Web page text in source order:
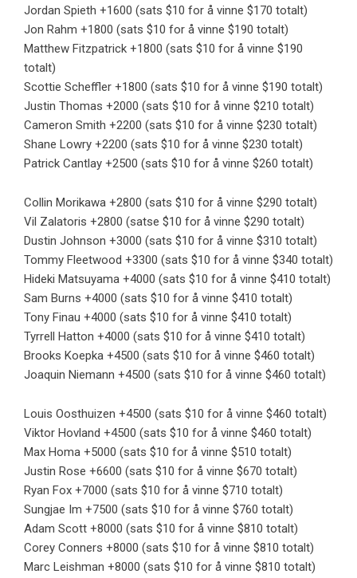
Jordan Spieth +1600 (sats $10 for å vinne $170 totalt)
Jon Rahm +1800 (sats $10 for å vinne $190 totalt)
Matthew Fitzpatrick +1800 (sats $10 for å vinne $190
totalt)
Scottie Scheffler +1800 (sats $10 for å vinne $190 totalt)
Justin Thomas +2000 (sats $10 for å vinne $210 totalt)
Cameron Smith +2200 (sats $10 for å vinne $230 totalt)
Shane Lowry +2200 (sats $10 for å vinne $230 totalt)
Patrick Cantlay +2500 (sats $10 for å vinne $260 totalt)
Collin Morikawa +2800 (sats $10 for å vinne $290 totalt)
Vil Zalatoris +2800 (satse $10 for å vinne $290 totalt)
Dustin Johnson +3000 (sats $10 for å vinne $310 totalt)
Tommy Fleetwood +3300 (sats $10 for å vinne $340 totalt)
Hideki Matsuyama +4000 (sats $10 for å vinne $410 totalt)
Sam Burns +4000 (sats $10 for å vinne $410 totalt)
Tony Finau +4000 (sats $10 for å vinne $410 totalt)
Tyrrell Hatton +4000 (sats $10 for å vinne $410 totalt)
Brooks Koepka +4500 (sats $10 for å vinne $460 totalt)
Joaquin Niemann +4500 (sats $10 for å vinne $460 totalt)
Louis Oosthuizen +4500 (sats $10 for å vinne $460 totalt)
Viktor Hovland +4500 (sats $10 for å vinne $460 totalt)
Max Homa +5000 (sats $10 for å vinne $510 totalt)
Justin Rose +6600 (sats $10 for å vinne $670 totalt)
Ryan Fox +7000 (sats $10 for å vinne $710 totalt)
Sungjae Im +7500 (sats $10 for å vinne $760 totalt)
Adam Scott +8000 (sats $10 for å vinne $810 totalt)
Corey Conners +8000 (sats $10 for å vinne $810 totalt)
Marc Leishman +8000 (sats $10 for å vinne $810 totalt)